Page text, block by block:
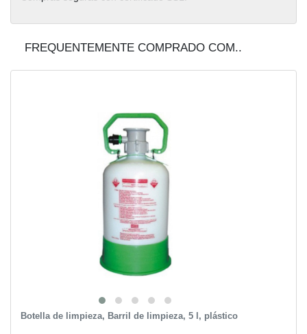
FREQUENTEMENTE COMPRADO COM..
Botella de limpieza, Barril de limpieza, 5 l, plástico